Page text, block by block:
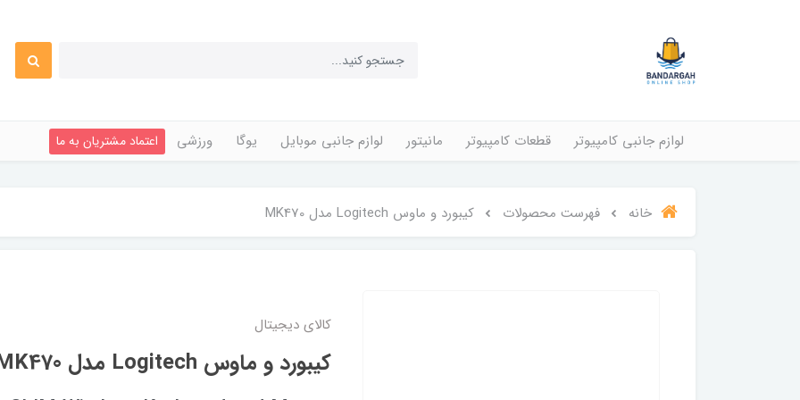
لوازم جانبی کامپیوتر قطعات کامپیوتر مانیتور لوازم جانبی موبایل یوگا ورزشی اعتماد مشتریان به ما
خانه فهرست محصولات کیبورد و ماوس Logitech مدل MK470
کالای دیجیتال
کیبورد و ماوس Logitech مدل MK470